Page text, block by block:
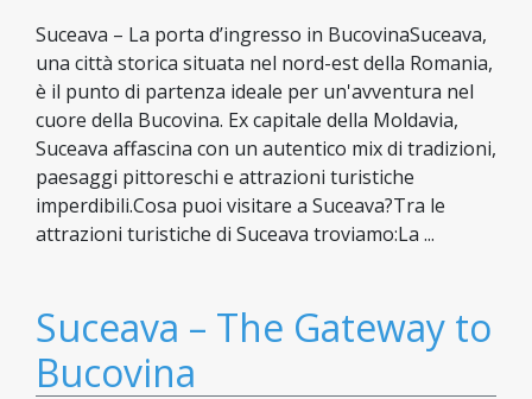
Suceava – La porta d’ingresso in BucovinaSuceava,
una città storica situata nel nord-est della Romania,
è il punto di partenza ideale per un'avventura nel
cuore della Bucovina. Ex capitale della Moldavia,
Suceava affascina con un autentico mix di tradizioni,
paesaggi pittoreschi e attrazioni turistiche
imperdibili.Cosa puoi visitare a Suceava?Tra le
attrazioni turistiche di Suceava troviamo:La ...
Suceava – The Gateway to
Bucovina